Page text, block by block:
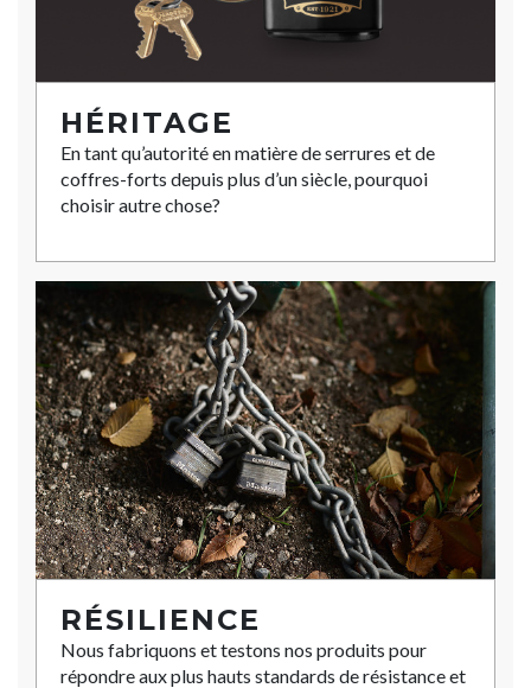
HÉRITAGE
En tant qu’autorité en matière de serrures et de
coffres-forts depuis plus d’un siècle, pourquoi
choisir autre chose?
RÉSILIENCE
Nous fabriquons et testons nos produits pour
répondre aux plus hauts standards de résistance et